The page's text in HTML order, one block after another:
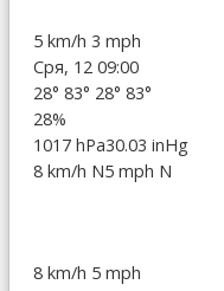
5 km/h 3 mph
Сря, 12 09:00
28° 83° 28° 83°
28%
1017 hPa30.03 inHg
8 km/h N5 mph N
8 km/h 5 mph